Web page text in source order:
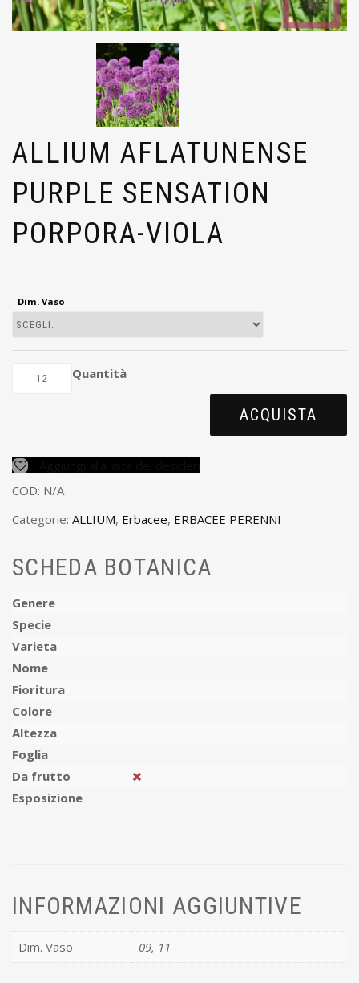
ALLIUM AFLATUNENSE
PURPLE SENSATION
PORPORA-VIOLA
Dim. Vaso
Quantità
ACQUISTA
COD: N/A
Categorie: ALLIUM, Erbacee, ERBACEE PERENNI
SCHEDA BOTANICA
Genere
Specie
Varieta
Nome
Fioritura
Colore
Altezza
Foglia
Da frutto
Esposizione
INFORMAZIONI AGGIUNTIVE
Dim. Vaso 09, 11